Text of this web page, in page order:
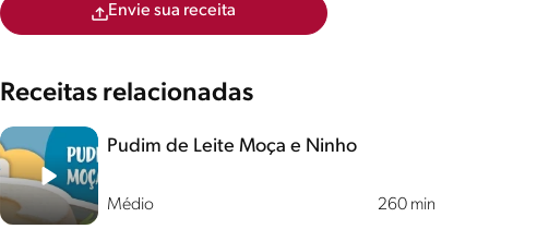
Envie sua receita
Receitas relacionadas
Médio 260 min
Pudim de Leite Moça e Ninho